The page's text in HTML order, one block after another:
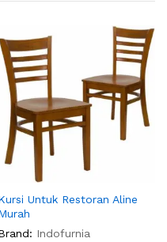
Untuk Restoran Aline
Indofurnia